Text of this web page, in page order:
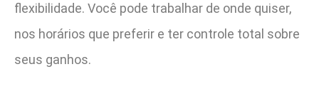
flexibilidade. Você pode trabalhar de onde quiser,
nos horários que preferir e ter controle total sobre
seus ganhos.